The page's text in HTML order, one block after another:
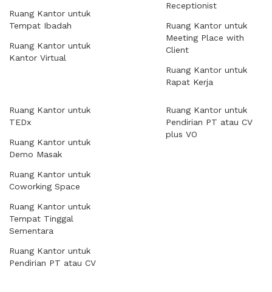
Ruang Kantor untuk
Tempat Ibadah
Ruang Kantor untuk
Kantor Virtual
Receptionist
Ruang Kantor untuk
Meeting Place with
Client
Ruang Kantor untuk
Rapat Kerja
Ruang Kantor untuk
TEDx
Ruang Kantor untuk
Demo Masak
Ruang Kantor untuk
Coworking Space
Ruang Kantor untuk
Tempat Tinggal
Sementara
Ruang Kantor untuk
Pendirian PT atau CV
Ruang Kantor untuk
Pendirian PT atau CV
plus VO